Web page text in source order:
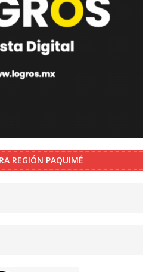
REGIÓN PAQUIMÉ